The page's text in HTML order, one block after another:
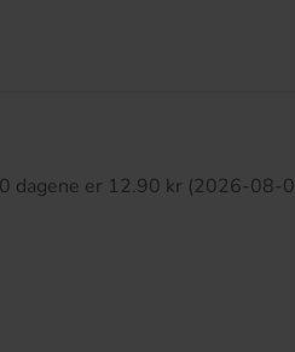
dagene er 12.90 kr (2026-08-